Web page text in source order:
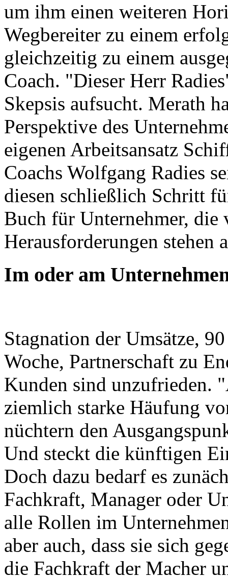
um ihm einen weiteren
Wegbereiter zu einem
gleichzeitig zu einem
Coach. "Dieser Herr
Skepsis aufsucht. Merath
Perspektive des
eigenen Arbeitsansatz
Coachs Wolfgang Radies
diesen schließlich Schritt
Buch für Unternehmer, die
Herausforderungen stehen
Im oder am
Stagnation der Umsätze,
Woche, Partnerschaft zu
Kunden sind unzufrieden.
ziemlich starke Häufung
nüchtern den
Und steckt die künftigen
Doch dazu bedarf es
Fachkraft, Manager oder
alle Rollen im
aber auch, dass sie sich
die Fachkraft der Macher